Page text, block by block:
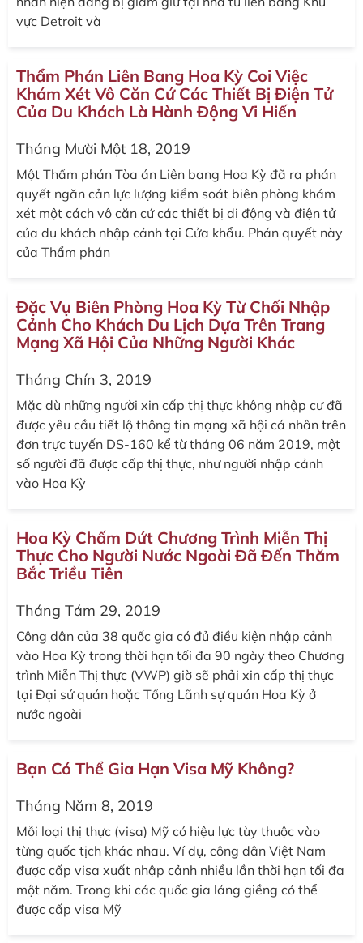
vực Detroit và
Thẩm Phán Liên Bang Hoa Kỳ Coi Việc
Khám Xét Vô Căn Cứ Các Thiết Bị Điện Tử
Của Du Khách Là Hành Động Vi Hiến
Tháng Mười Một 18, 2019
Một Thẩm phán Tòa án Liên bang Hoa Kỳ đã ra phán
quyết ngăn cản lực lượng kiểm soát biên phòng khám
xét một cách vô căn cứ các thiết bị di động và điện tử
của du khách nhập cảnh tại Cửa khẩu. Phán quyết này
của Thẩm phán
Đặc Vụ Biên Phòng Hoa Kỳ Từ Chối Nhập
Cảnh Cho Khách Du Lịch Dựa Trên Trang
Mạng Xã Hội Của Những Người Khác
Tháng Chín 3, 2019
Mặc dù những người xin cấp thị thực không nhập cư đã
được yêu cầu tiết lộ thông tin mạng xã hội cá nhân trên
đơn trực tuyến DS-160 kể từ tháng 06 năm 2019, một
số người đã được cấp thị thực, như người nhập cảnh
vào Hoa Kỳ
Hoa Kỳ Chấm Dứt Chương Trình Miễn Thị
Thực Cho Người Nước Ngoài Đã Đến Thăm
Bắc Triều Tiên
Tháng Tám 29, 2019
Công dân của 38 quốc gia có đủ điều kiện nhập cảnh
vào Hoa Kỳ trong thời hạn tối đa 90 ngày theo Chương
trình Miễn Thị thực (VWP) giờ sẽ phải xin cấp thị thực
tại Đại sứ quán hoặc Tổng Lãnh sự quán Hoa Kỳ ở
nước ngoài
Bạn Có Thể Gia Hạn Visa Mỹ Không?
Tháng Năm 8, 2019
Mỗi loại thị thực (visa) Mỹ có hiệu lực tùy thuộc vào
từng quốc tịch khác nhau. Ví dụ, công dân Việt Nam
được cấp visa xuất nhập cảnh nhiều lần thời hạn tối đa
một năm. Trong khi các quốc gia láng giềng có thể
được cấp visa Mỹ